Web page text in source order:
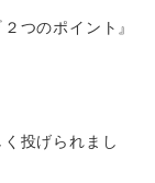
つのポイント』
投げられまし